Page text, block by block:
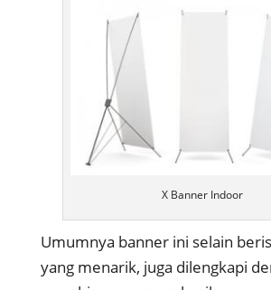
X Banner Indoor
Umumnya banner ini selain
yang menarik, juga dilengkapi